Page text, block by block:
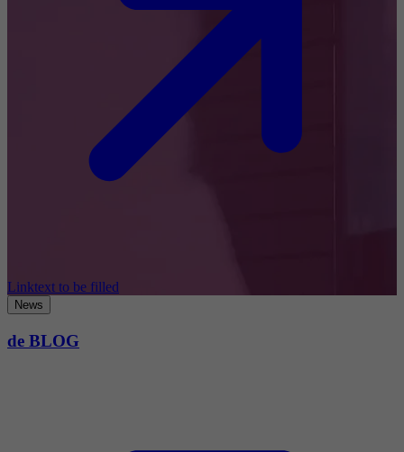
Linktext to be filled
News
de BLOG